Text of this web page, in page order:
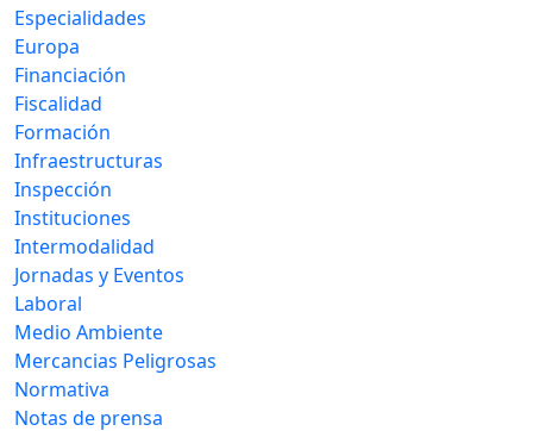
Especialidades
Europa
Financiación
Fiscalidad
Formación
Infraestructuras
Inspección
Instituciones
Intermodalidad
Jornadas y Eventos
Laboral
Medio Ambiente
Mercancias Peligrosas
Normativa
Notas de prensa